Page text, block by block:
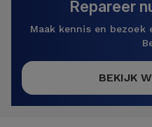
Repareer
Maak kennis en bezoek
BEKIJK